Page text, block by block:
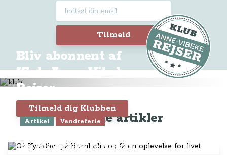
Tilmeld
Bliv abonnent af
Klub Anne-Vibeke
Rejser
Tilmeld dig Klubben
Seneste artikler
Artikel Vandreferie
en oplevelse for livet